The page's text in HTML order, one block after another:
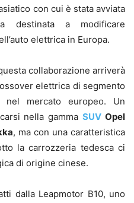
con cui è stata avviata
destinata a modificare
elettrica in Europa.
collaborazione arriverà
elettrica di segmento
nel mercato europeo. Un
nella gammaSUV Opel
, ma con una caratteristica
la carrozzeria tedesca ci
di origine cinese.
dalla Leapmotor B10, uno